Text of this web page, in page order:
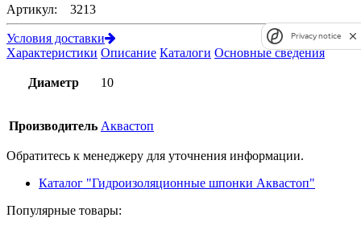
Артикул: 3213
Условия доставки
Характеристики Описание Каталоги Основные сведения
Диаметр 10
Производитель Аквастоп
Обратитесь к менеджеру для уточнения информации.
Каталог "Гидроизоляционные шпонки Аквастоп"
Популярные товары:
Privacy notice